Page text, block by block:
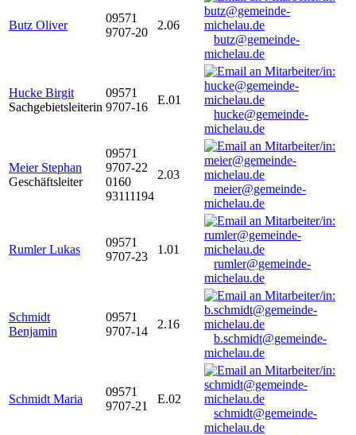
Butz Oliver
09571
9707-20
2.06
butz@gemeinde-
michelau.de
Hucke Birgit
Sachgebietsleiterin
09571
9707-16
E.01
hucke@gemeinde-
michelau.de
Meier Stephan
Geschäftsleiter
09571
9707-22
0160
93111194
2.03
meier@gemeinde-
michelau.de
Rumler Lukas
09571
9707-23
1.01
rumler@gemeinde-
michelau.de
Schmidt
Benjamin
09571
9707-14
2.16
b.schmidt@gemeinde-
michelau.de
Schmidt Maria
09571
9707-21
E.02
schmidt@gemeinde-
michelau.de